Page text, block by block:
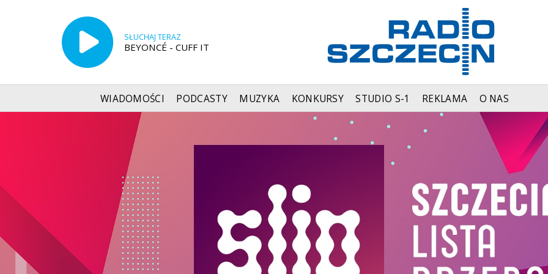
SŁUCHAJ TERAZ
BEYONCÉ - CUFF IT
WIADOMOŚCI PODCASTY MUZYKA KONKURSY STUDIO S-1 REKLAMA O NAS